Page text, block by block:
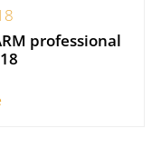
professional